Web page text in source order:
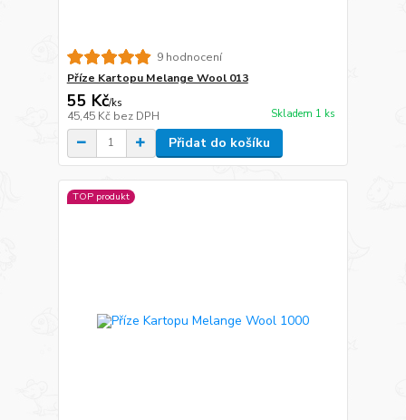
9 hodnocení
Příze Kartopu Melange Wool 013
55 Kč/ks
45,45 Kč bez DPH Skladem 1 ks
Přidat do košíku
TOP produkt